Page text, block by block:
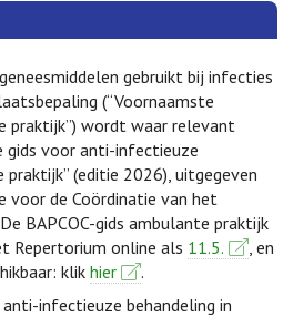
gebruikt bij infecties
(“Voornaamste
praktijk”) wordt waar relevant
gids voor anti-infectieuze
(editie 2026), uitgegeven
voor de Coördinatie van het
BAPCOC-gids ambulante praktijk
Repertorium online als 11.5.
, en
klik hier
.
infectieuze behandeling in